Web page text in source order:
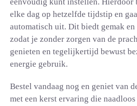
elke dag op hetzelfde tijdstip en
automatisch uit. Dit biedt gemak en
zodat je zonder zorgen van de
genieten en tegelijkertijd bewust
energie gebruik.
Bestel vandaag nog en geniet van
met een kerst ervaring die